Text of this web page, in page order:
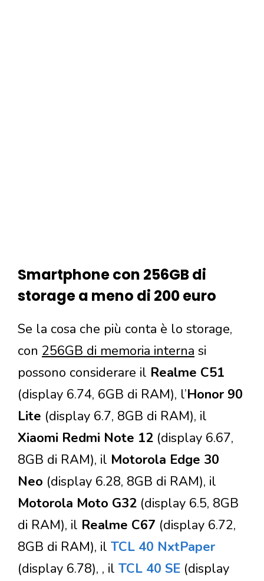
Smartphone con 256GB di
storage a meno di 200 euro
Se la cosa che più conta è lo storage,
con 256GB di memoria interna si
possono considerare il Realme C51
(display 6.74, 6GB di RAM), l’Honor 90
Lite (display 6.7, 8GB di RAM), il
Xiaomi Redmi Note 12 (display 6.67,
8GB di RAM), il Motorola Edge 30
Neo (display 6.28, 8GB di RAM), il
Motorola Moto G32 (display 6.5, 8GB
di RAM), il Realme C67 (display 6.72,
8GB di RAM), il TCL 40 NxtPaper
(display 6.78), , il TCL 40 SE (display